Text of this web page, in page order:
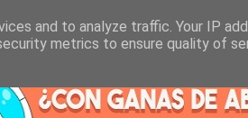
and to analyze traffic. Your IP
metrics to ensure quality of